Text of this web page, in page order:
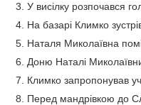
У висілку розпочався
На базарі Климко
Наталя Миколаївна
Доню Наталі
Климко запропонував
Перед мандрівкою до